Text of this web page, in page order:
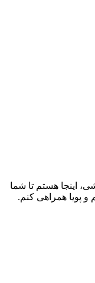
اینجا هستم تا شما
پویا همراهی کنم.